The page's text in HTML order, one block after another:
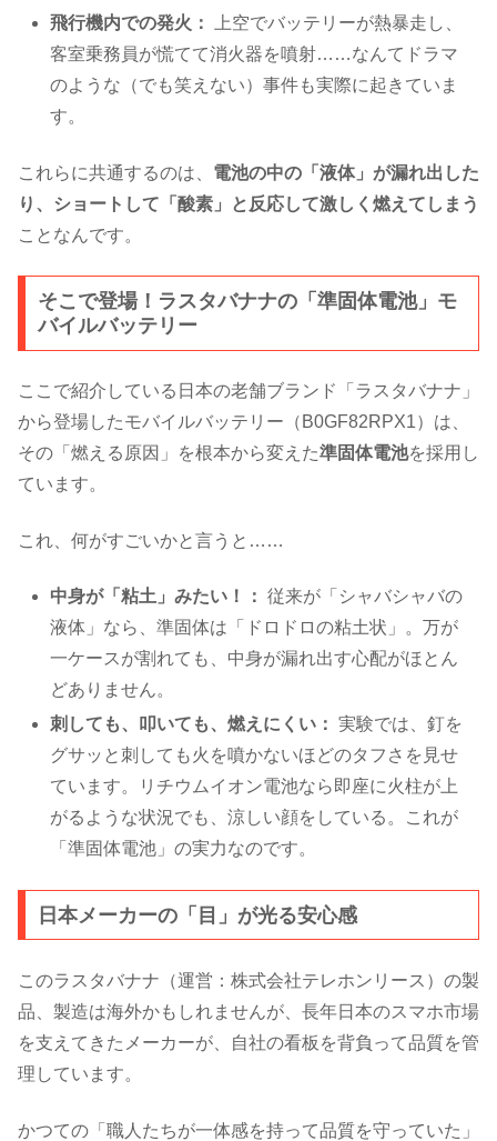
飛行機内での発火： 上空でバッテリーが熱暴走し、
客室乗務員が慌てて消火器を噴射……なんてドラマ
のような（でも笑えない）事件も実際に起きていま
す。
これらに共通するのは、 電池の中の「液体」が漏れ出した
り、ショートして「酸素」と反応して激しく燃えてしまう
ことなんです。
そこで登場！ラスタバナナの「準固体電池」モ
バイルバッテリー
ここで紹介している日本の老舗ブランド「ラスタバナナ」
から登場したモバイルバッテリー（B0GF82RPX1）は、
その「燃える原因」を根本から変えた準固体電池を採用し
ています。
これ、何がすごいかと言うと……
中身が「粘土」みたい！： 従来が「シャバシャバの
液体」なら、準固体は「ドロドロの粘土状」。万が
一ケースが割れても、中身が漏れ出す心配がほとん
どありません。
刺しても、叩いても、燃えにくい： 実験では、釘を
グサッと刺しても火を噴かないほどのタフさを見せ
ています。リチウムイオン電池なら即座に火柱が上
がるような状況でも、涼しい顔をしている。これが
「準固体電池」の実力なのです。
日本メーカーの「目」が光る安心感
このラスタバナナ（運営：株式会社テレホンリース）の製
品、製造は海外かもしれませんが、長年日本のスマホ市場
を支えてきたメーカーが、自社の看板を背負って品質を管
理しています。
かつての「職人たちが一体感を持って品質を守っていた」